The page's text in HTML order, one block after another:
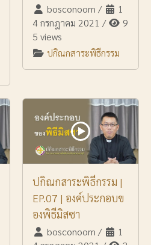
bosconoom /
1
4 กรกฎาคม 2021 /
9
5 views
ปกิณกสาระพิธีกรรม
ปกิณกสาระพิธีกรรม |
EP.07 | องค์ประกอบข
องพิธีมิสซา
bosconoom /
1